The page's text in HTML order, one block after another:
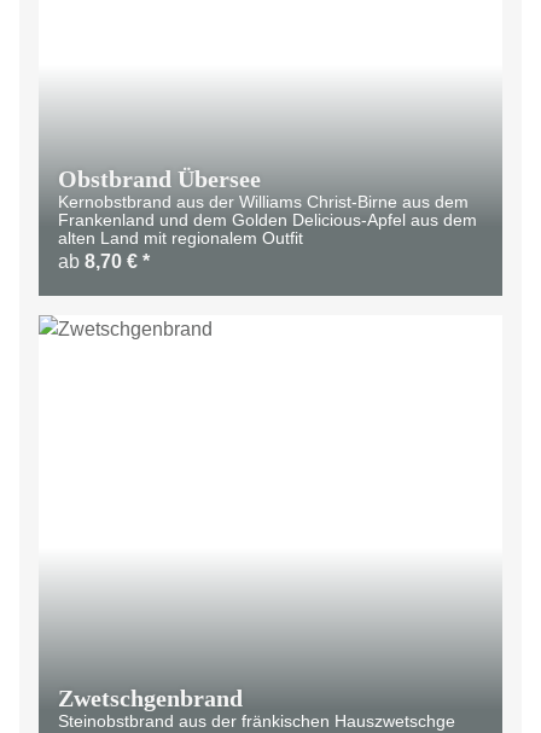
Obstbrand Übersee
Kernobstbrand aus der Williams Christ-Birne aus dem
Frankenland und dem Golden Delicious-Apfel aus dem
alten Land mit regionalem Outfit
ab 8,70 € *
Zwetschgenbrand
Steinobstbrand aus der fränkischen Hauszwetschge